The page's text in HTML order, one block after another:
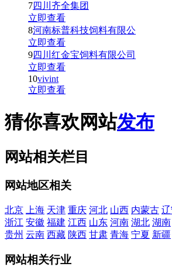
7四川齐全集团
立即查看
8河南标普科技饲料有限公
立即查看
9四川红金宝饲料有限公司
立即查看
10vivint
立即查看
猜你喜欢网站发布
网站相关栏目
网站地区相关
北京 上海 天津 重庆 河北 山西 内蒙古
浙江 安徽 福建 江西 山东 河南 湖北 湖南
贵州 云南 西藏 陕西 甘肃 青海 宁夏 新疆
网站相关行业